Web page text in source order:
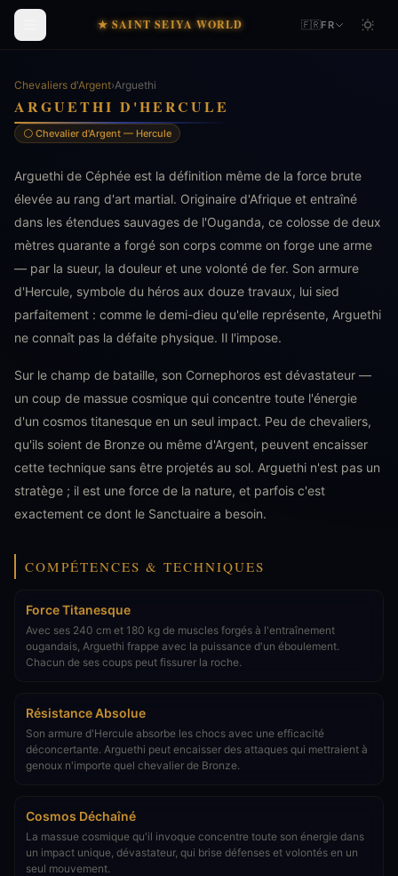
★ SAINT SEIYA WORLD 🇫🇷FR
Chevaliers d'Argent›Arguethi
ARGUETHI D'HERCULE
⚪ Chevalier d'Argent — Hercule
Arguethi de Céphée est la définition même de la force brute
élevée au rang d'art martial. Originaire d'Afrique et entraîné
dans les étendues sauvages de l'Ouganda, ce colosse de deux
mètres quarante a forgé son corps comme on forge une arme
— par la sueur, la douleur et une volonté de fer. Son armure
d'Hercule, symbole du héros aux douze travaux, lui sied
parfaitement : comme le demi-dieu qu'elle représente, Arguethi
ne connaît pas la défaite physique. Il l'impose.
Sur le champ de bataille, son Cornephoros est dévastateur —
un coup de massue cosmique qui concentre toute l'énergie
d'un cosmos titanesque en un seul impact. Peu de chevaliers,
qu'ils soient de Bronze ou même d'Argent, peuvent encaisser
cette technique sans être projetés au sol. Arguethi n'est pas un
stratège ; il est une force de la nature, et parfois c'est
exactement ce dont le Sanctuaire a besoin.
COMPÉTENCES & TECHNIQUES
Force Titanesque
Avec ses 240 cm et 180 kg de muscles forgés à l'entraînement
ougandais, Arguethi frappe avec la puissance d'un éboulement.
Chacun de ses coups peut fissurer la roche.
Résistance Absolue
Son armure d'Hercule absorbe les chocs avec une efficacité
déconcertante. Arguethi peut encaisser des attaques qui mettraient à
genoux n'importe quel chevalier de Bronze.
Cosmos Déchaîné
La massue cosmique qu'il invoque concentre toute son énergie dans
un impact unique, dévastateur, qui brise défenses et volontés en un
seul mouvement.